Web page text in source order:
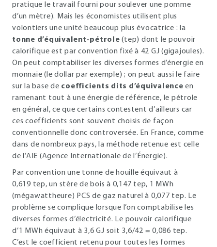
pratique le travail fourni pour soulever une pomme
d’un mètre). Mais les économistes utilisent plus
volontiers une unité beaucoup plus évocatrice : la
tonne d’équivalent-pétrole (tep) dont le pouvoir
calorifique est par convention fixé à 42 GJ (gigajoules).
On peut comptabiliser les diverses formes d’énergie en
monnaie (le dollar par exemple) ; on peut aussi le faire
sur la base de coefficients dits d’équivalence en
ramenant tout à une énergie de référence, le pétrole
en général, ce que certains contestent d’ailleurs car
ces coefficients sont souvent choisis de façon
conventionnelle donc controversée. En France, comme
dans de nombreux pays, la méthode retenue est celle
de l’AIE (Agence Internationale de l’Énergie).
Par convention une tonne de houille équivaut à
0,619 tep, un stère de bois à 0,147 tep, 1 MWh
(mégawattheure) PCS de gaz naturel à 0,077 tep. Le
problème se complique lorsque l’on comptabilise les
diverses formes d’électricité. Le pouvoir calorifique
d’1 MWh équivaut à 3,6 GJ soit 3,6/42 = 0,086 tep.
C’est le coefficient retenu pour toutes les formes